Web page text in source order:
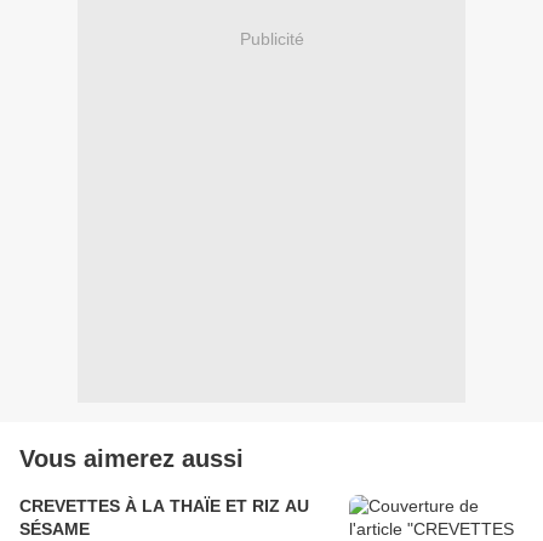
Publicité
Vous aimerez aussi
CREVETTES À LA THAÏE ET RIZ AU
SÉSAME